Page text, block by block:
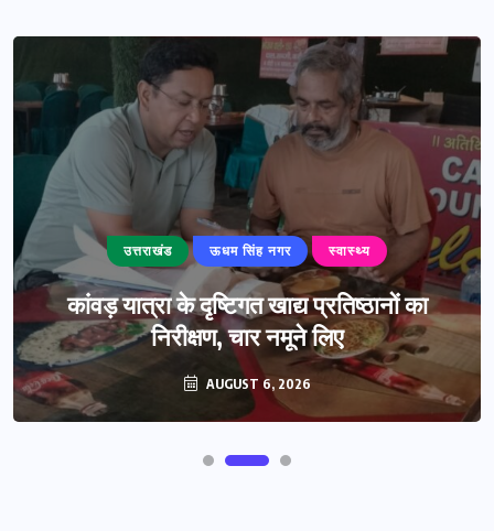
उत्तराखंड ऊधम सिंह नगर स्वास्थ्य
कांवड़ यात्रा के दृष्टिगत खाद्य प्रतिष्ठानों का
निरीक्षण, चार नमूने लिए
AUGUST 6, 2026